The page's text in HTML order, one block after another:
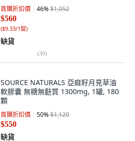
首購折扣價 46%$1,052
$560
($9.33/1錠)
缺貨
(30)
SOURCE NATURALS 亞麻籽月見草油
軟膠囊 無糖無麩質 1300mg, 1罐, 180
顆
首購折扣價 50%$1,120
$550
缺貨